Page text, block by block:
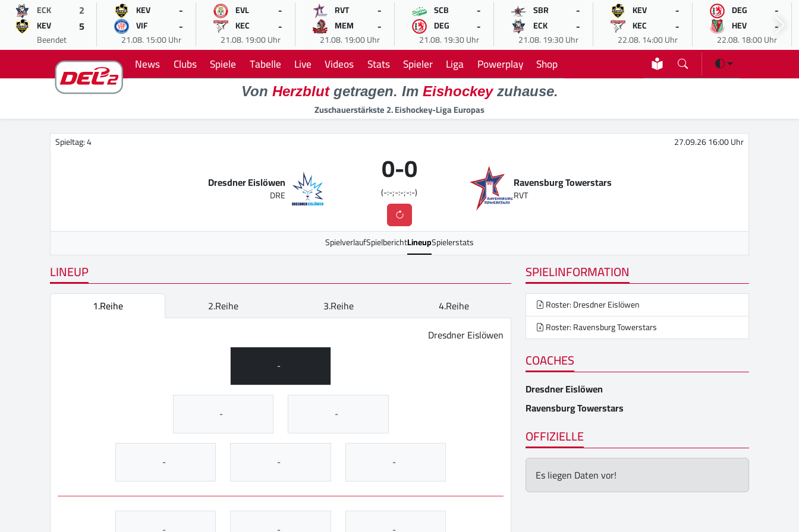
ECK 2
KEV 5
Beendet
KEV -
VIF -
21.08. 15:00 Uhr
EVL -
KEC -
21.08. 19:00 Uhr
RVT -
MEM -
21.08. 19:00 Uhr
SCB -
DEG -
21.08. 19:30 Uhr
SBR -
ECK -
21.08. 19:30 Uhr
KEV -
KEC -
22.08. 14:00 Uhr
DEG -
HEV -
22.08. 18:00 Uhr
News Clubs Spiele Tabelle Live Videos Stats Spieler Liga Powerplay Shop
Von Herzblutgetragen. Im Eishockeyzuhause.
Zuschauerstärkste 2. Eishockey-Liga Europas
Spieltag: 4 27.09.26 16:00 Uhr
Dresdner Eislöwen
DRE
0-0
(-:-;-:-;-:-)
Ravensburg Towerstars
RVT
SpielverlaufSpielberichtLineupSpielerstats
LINEUP
1.Reihe 2.Reihe 3.Reihe
4.Reihe
Dresdner Eislöwen
-
- -
- - -
SPIELINFORMATION
Roster: Dresdner Eislöwen
Roster: Ravensburg Towerstars
COACHES
Dresdner Eislöwen
Ravensburg Towerstars
OFFIZIELLE
Es liegen Daten vor!